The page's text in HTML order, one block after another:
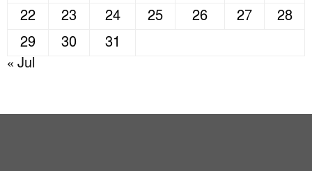
22
23 24 25 26 27
28
29
30
31
« Jul